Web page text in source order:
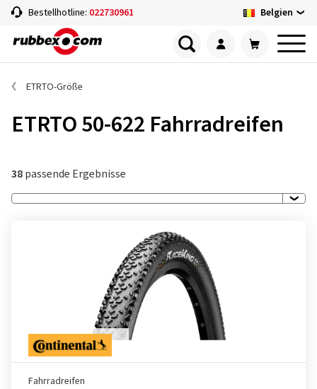
Bestellhotline: 022730961 Belgien
ETRTO-Größe
ETRTO 50-622 Fahrradreifen
38passende Ergebnisse
Fahrradreifen